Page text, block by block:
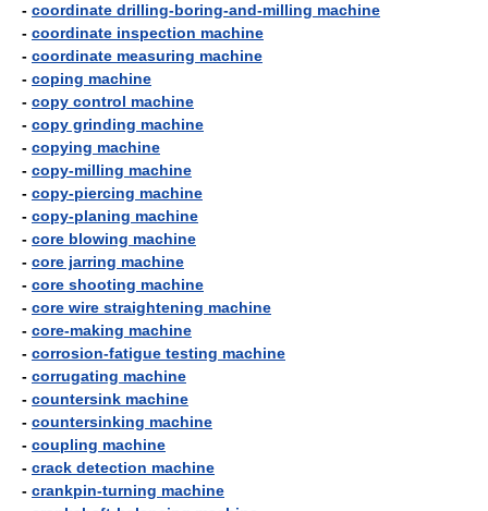
- coordinate drilling-boring-and-milling machine
- coordinate inspection machine
- coordinate measuring machine
- coping machine
- copy control machine
- copy grinding machine
- copying machine
- copy-milling machine
- copy-piercing machine
- copy-planing machine
- core blowing machine
- core jarring machine
- core shooting machine
- core wire straightening machine
- core-making machine
- corrosion-fatigue testing machine
- corrugating machine
- countersink machine
- countersinking machine
- coupling machine
- crack detection machine
- crankpin-turning machine